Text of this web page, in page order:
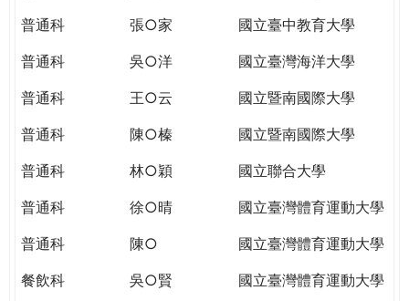
WAGOR
TODAY
THE
WORLD
PUTTING
YOU
THE
CITIZENSHIP
普通科
張○家
國立臺中教育大學
普通科
吳○洋
國立臺灣海洋大學
普通科
王○云
國立暨南國際大學
普通科
陳○榛
國立暨南國際大學
普通科
林○穎
國立聯合大學
普通科
徐○晴
國立臺灣體育運動大學
普通科
陳○
國立臺灣體育運動大學
餐飲科
吳○賢
國立臺灣體育運動大學